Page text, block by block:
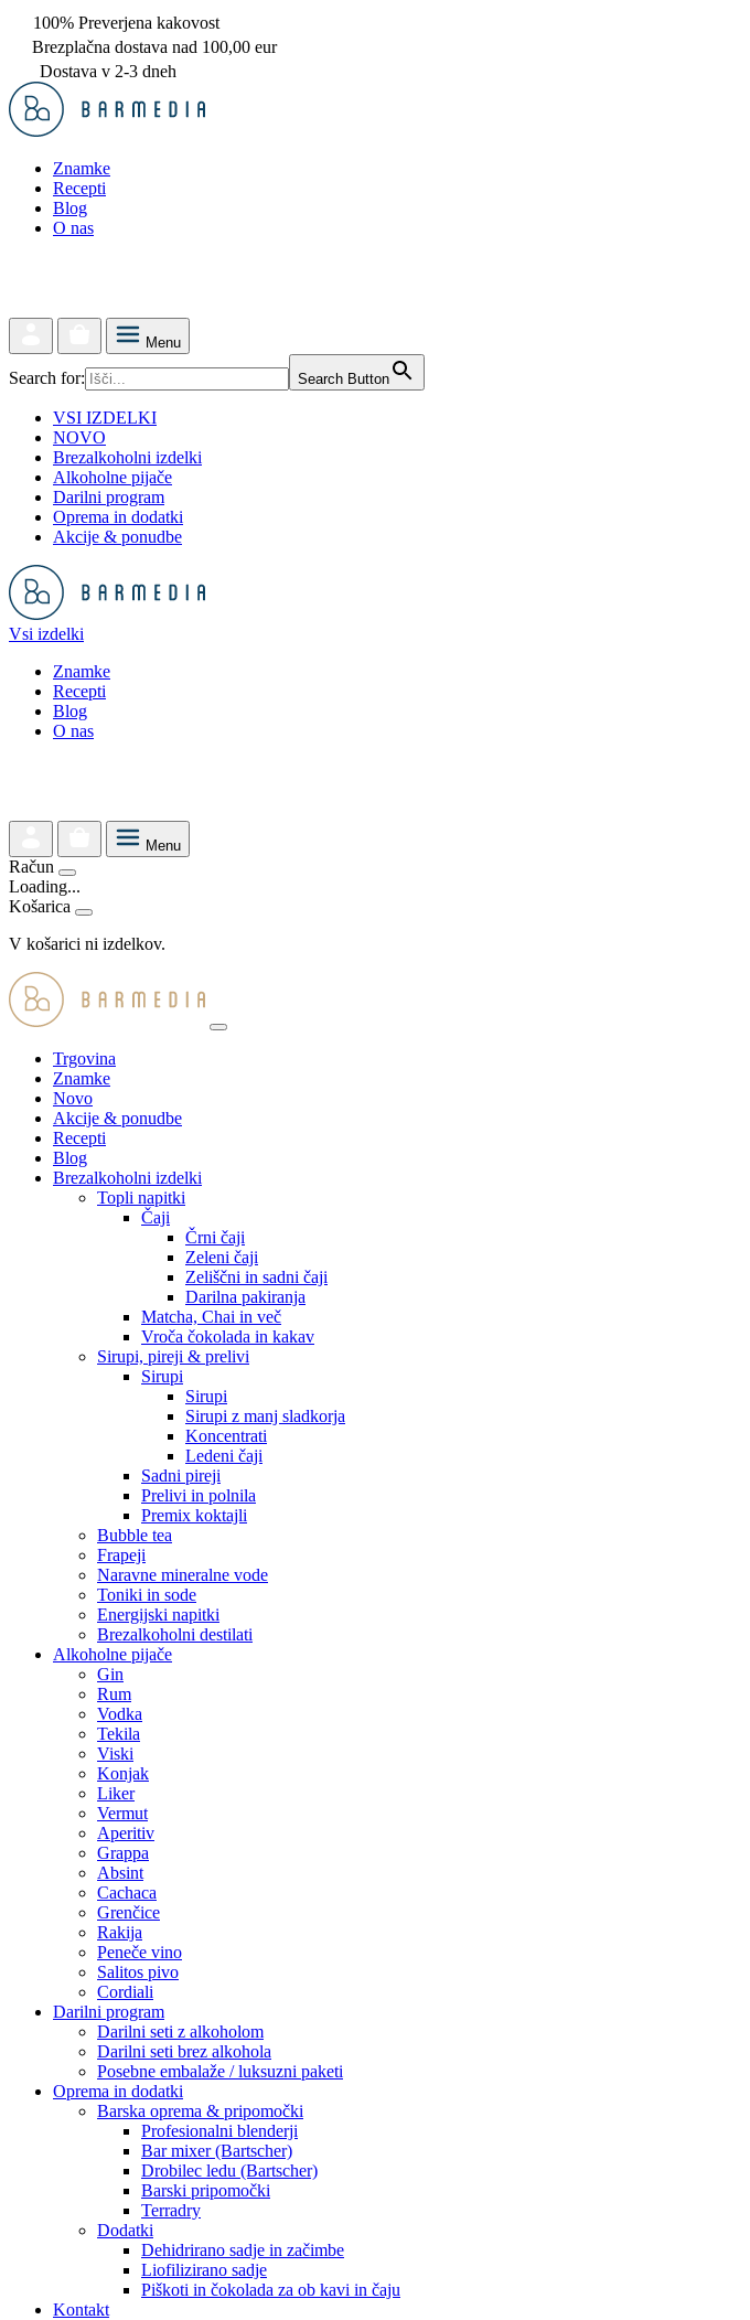
100% Preverjena kakovost
Brezplačna dostava nad 100,00 eur
Dostava v 2-3 dneh
Znamke
Recepti
Blog
O nas
Menu
Search for: Search Button
VSI IZDELKI
NOVO
Brezalkoholni izdelki
Alkoholne pijače
Darilni program
Oprema in dodatki
Akcije & ponudbe
Vsi izdelki
Znamke
Recepti
Blog
O nas
Menu
Račun
Loading...
Košarica
V košarici ni izdelkov.
Trgovina
Znamke
Novo
Akcije & ponudbe
Recepti
Blog
Brezalkoholni izdelki
Topli napitki
Čaji
Črni čaji
Zeleni čaji
Zeliščni in sadni čaji
Darilna pakiranja
Matcha, Chai in več
Vroča čokolada in kakav
Sirupi, pireji & prelivi
Sirupi
Sirupi
Sirupi z manj sladkorja
Koncentrati
Ledeni čaji
Sadni pireji
Prelivi in polnila
Premix koktajli
Bubble tea
Frapeji
Naravne mineralne vode
Toniki in sode
Energijski napitki
Brezalkoholni destilati
Alkoholne pijače
Gin
Rum
Vodka
Tekila
Viski
Konjak
Liker
Vermut
Aperitiv
Grappa
Absint
Cachaca
Grenčice
Rakija
Peneče vino
Salitos pivo
Cordiali
Darilni program
Darilni seti z alkoholom
Darilni seti brez alkohola
Posebne embalaže / luksuzni paketi
Oprema in dodatki
Barska oprema & pripomočki
Profesionalni blenderji
Bar mixer (Bartscher)
Drobilec ledu (Bartscher)
Barski pripomočki
Terradry
Dodatki
Dehidrirano sadje in začimbe
Liofilizirano sadje
Piškoti in čokolada za ob kavi in čaju
Kontakt